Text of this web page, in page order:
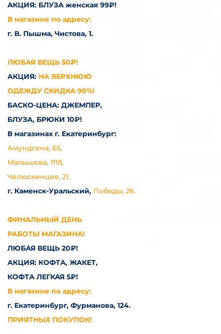
АКЦИЯ: БЛУЗА женская 99₽!
В магазине по адресу:
г. В. Пышма, Чистова, 1.
ЛЮБАЯ ВЕЩЬ 50₽!
АКЦИЯ: НА ВЕРХНЮЮ
ОДЕЖДУ СКИДКА 90%!
БАСКО-ЦЕНА: ДЖЕМПЕР,
БЛУЗА, БРЮКИ 10₽!
В магазинах г. Екатеринбург:
Амундсена, 65,
Малышева, 111б,
Челюскинцев, 21,
г. Каменск-Уральский, Победы, 26.
ФИНАЛЬНЫЙ ДЕНЬ
РАБОТЫ МАГАЗИНА!
ЛЮБАЯ ВЕЩЬ 20₽!
АКЦИЯ: КОФТА, ЖАКЕТ,
КОФТА ЛЕГКАЯ 5₽!
В магазине по адресу:
г. Екатеринбург, Фурманова, 124.
ПРИЯТНЫХ ПОКУПОК!